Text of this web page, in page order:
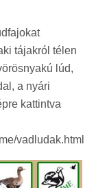
tájakról télen
lúd,
a nyári
kattintva
vadludak.html